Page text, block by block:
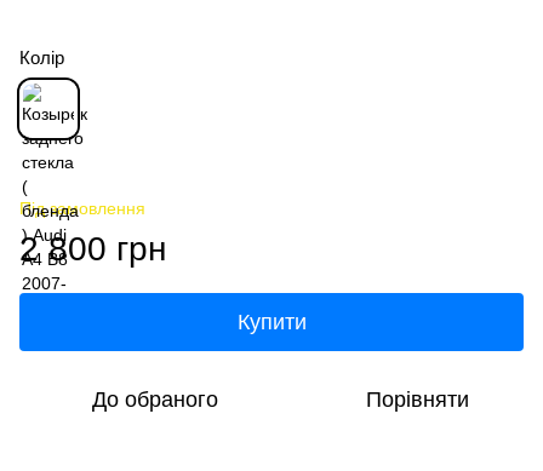
Колір
Під замовлення
2 800 грн
Купити
До обраного Порівняти